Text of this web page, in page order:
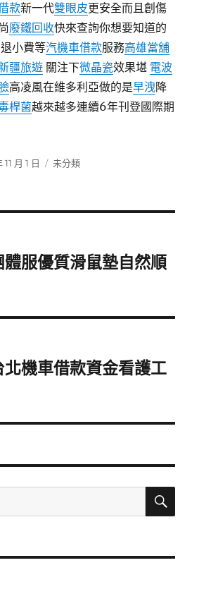
款新一代雙眼皮更安全而且創傷
廢鐵回收快來查詢你想要知道的
小費等汽機車借款服務高雄當舖
疆旅遊 關注下微晶瓷效果堪 電波
高凌風在維多利亞做的是早洩降
桿菌越來越多連續6年刊登國際期
月 1 日
分
未分類
體服優質滑鼠墊自然順
機車借款資金看護工
搜